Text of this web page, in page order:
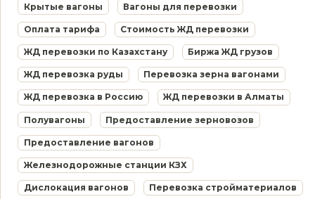
Крытые вагоны Вагоны для перевозки
Оплата тарифа Стоимость ЖД перевозки
ЖД перевозки по Казахстану Биржа ЖД грузов
ЖД перевозка руды Перевозка зерна вагонами
ЖД перевозка в Россию ЖД перевозки в Алматы
Полувагоны Предоставление зерновозов
Предоставление вагонов
Железнодорожные станции КЗХ
Дислокация вагонов Перевозка стройматериалов